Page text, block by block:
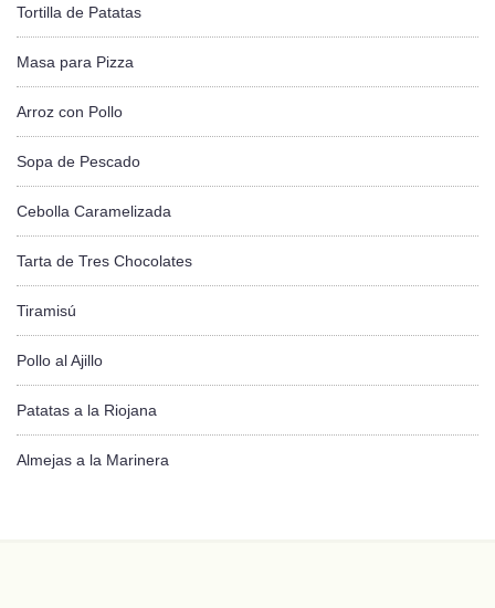
Tortilla de Patatas
Masa para Pizza
Arroz con Pollo
Sopa de Pescado
Cebolla Caramelizada
Tarta de Tres Chocolates
Tiramisú
Pollo al Ajillo
Patatas a la Riojana
Almejas a la Marinera